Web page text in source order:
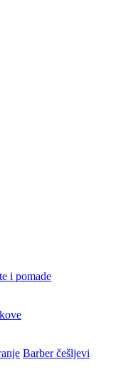
i pomade
Barber češljevi